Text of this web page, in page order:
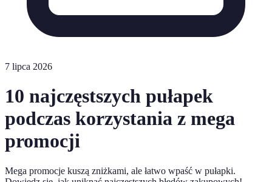
7 lipca 2026
10 najczęstszych pułapek
podczas korzystania z mega
promocji
Mega promocje kuszą zniżkami, ale łatwo wpaść w pułapki.